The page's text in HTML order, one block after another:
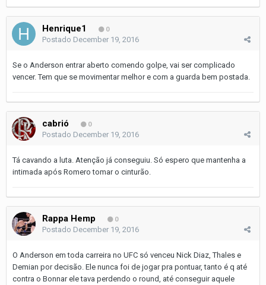
Henrique1 0
Postado December 19, 2016
Se o Anderson entrar aberto comendo golpe, vai ser complicado
vencer. Tem que se movimentar melhor e com a guarda bem postada.
cabrió 0
Postado December 19, 2016
Tá cavando a luta. Atenção já conseguiu. Só espero que mantenha a
intimada após Romero tomar o cinturão.
Rappa Hemp 0
Postado December 19, 2016
O Anderson em toda carreira no UFC só venceu Nick Diaz, Thales e
Demian por decisão. Ele nunca foi de jogar pra pontuar, tanto é q até
contra o Bonnar ele tava perdendo o round, até conseguir aquele